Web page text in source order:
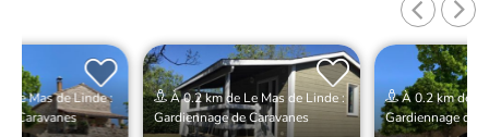
Le Mas de Linde :
Caravanes
À 0.2 km de Le Mas de Linde :
Gardiennage de Caravanes
À 0.2 km de
Gardiennage de